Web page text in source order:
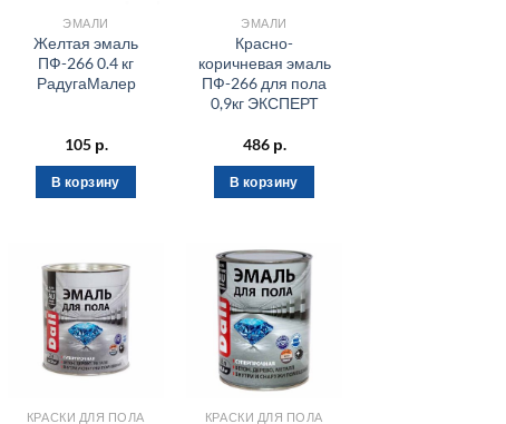
ЭМАЛИ
Желтая эмаль
ПФ-266 0.4 кг
РадугаМалер
105 р.
В корзину
ЭМАЛИ
Красно-
коричневая эмаль
ПФ-266 для пола
0,9кг ЭКСПЕРТ
486 р.
В корзину
КРАСКИ ДЛЯ ПОЛА КРАСКИ ДЛЯ ПОЛА